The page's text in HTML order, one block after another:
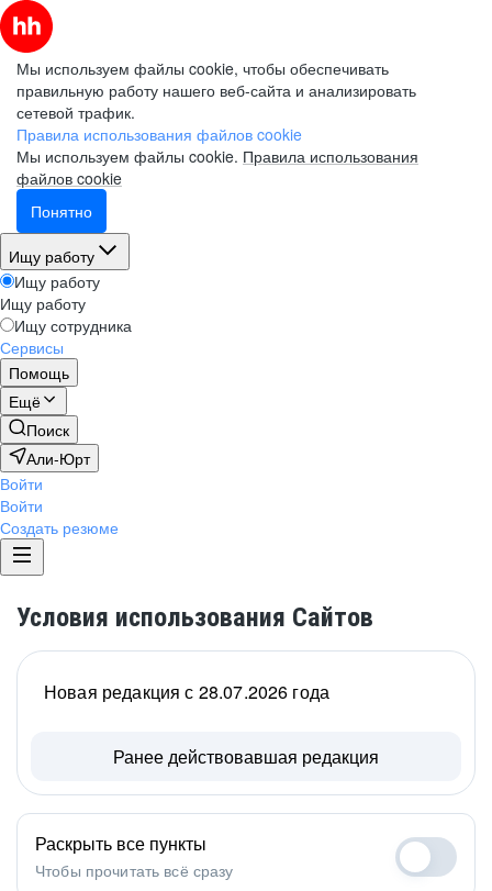
Мы используем файлы cookie, чтобы обеспечивать
правильную работу нашего веб-сайта и анализировать
сетевой трафик.
Правила использования файлов cookie
Мы используем файлы cookie. Правила использования
файлов cookie
Понятно
Ищу работу
Ищу работу
Ищу работу
Ищу сотрудника
Сервисы
Помощь
Ещё
Поиск
Али-Юрт
Войти
Войти
Создать резюме
Условия использования Сайтов
Новая редакция с 28.07.2026 года
Ранее действовавшая редакция
Раскрыть все пункты
Чтобы прочитать всё сразу